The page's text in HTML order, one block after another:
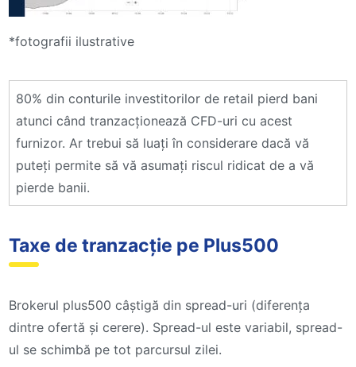
*fotografii ilustrative
80% din conturile investitorilor de retail pierd bani
atunci când tranzacționează CFD-uri cu acest
furnizor. Ar trebui să luați în considerare dacă vă
puteți permite să vă asumați riscul ridicat de a vă
pierde banii.
Taxe de tranzacție pe Plus500
Brokerul plus500 câștigă din spread-uri (diferența
dintre ofertă și cerere). Spread-ul este variabil, spread-
ul se schimbă pe tot parcursul zilei.